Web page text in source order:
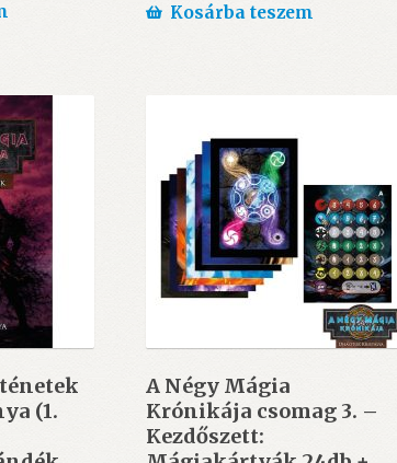
Kosárba teszem
(1.
A Négy Mágia
Krónikája csomag 3. –
Kezdőszett: